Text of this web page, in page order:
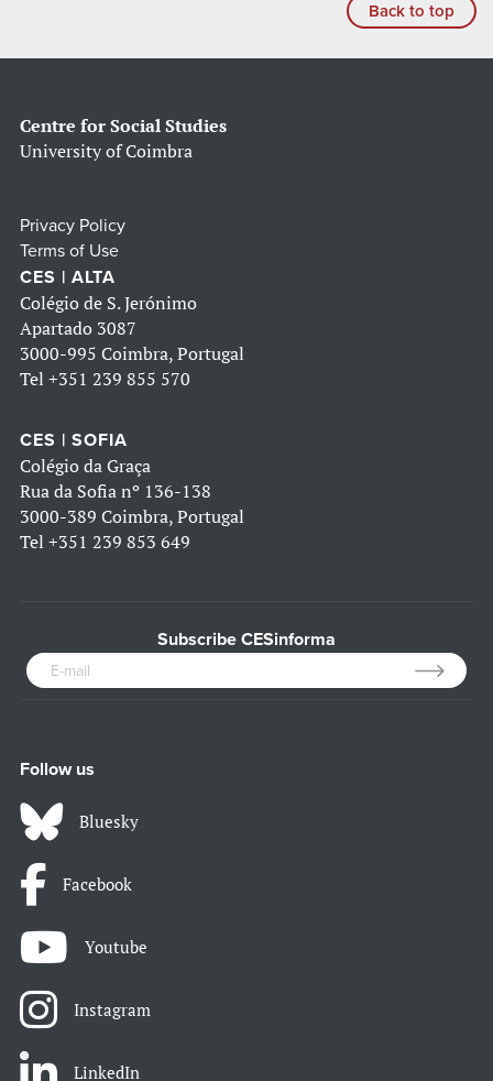
Back to top
Centre for Social Studies
University of Coimbra
Privacy Policy
Terms of Use
CES | ALTA
Colégio de S. Jerónimo
Apartado 3087
3000-995 Coimbra, Portugal
Tel +351 239 855 570
CES | SOFIA
Colégio da Graça
Rua da Sofia nº 136-138
3000-389 Coimbra, Portugal
Tel +351 239 853 649
Subscribe CESinforma
Follow us
Bluesky
Facebook
Youtube
Instagram
LinkedIn